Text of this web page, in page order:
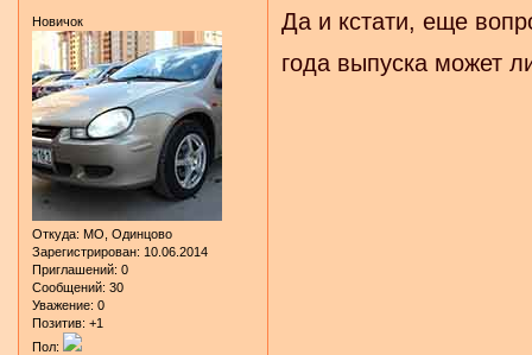
Новичок
Откуда: МО, Одинцово
Зарегистрирован: 10.06.2014
Приглашений: 0
Сообщений: 30
Уважение: 0
Позитив: +1
Пол:
Да и кстати, еще
года выпуска может